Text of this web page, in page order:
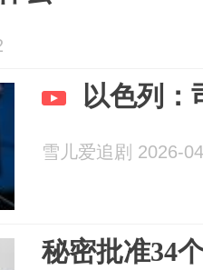
以色列：
雪儿爱追剧 2026-
秘密批准34